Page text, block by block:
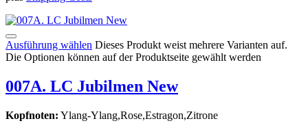
Ausführung wählen Dieses Produkt weist mehrere Varianten auf.
Die Optionen können auf der Produktseite gewählt werden
007A. LC Jubilmen New
Kopfnoten: Ylang-Ylang,Rose,Estragon,Zitrone